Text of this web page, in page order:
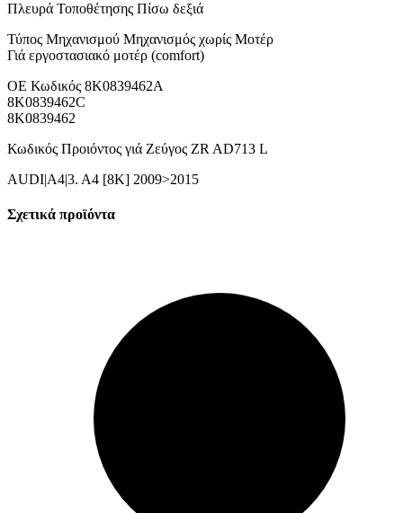
Πλευρά Τοποθέτησης Πίσω δεξιά
Τύπος Μηχανισμού Μηχανισμός χωρίς Μοτέρ
Γιά εργοστασιακό μοτέρ (comfort)
ΟΕ Κωδικός 8K0839462A
8K0839462C
8K0839462
Κωδικός Προιόντος γιά Ζεύγος ZR AD713 L
AUDI|A4|3. A4 [8K] 2009>2015
Σχετικά προϊόντα